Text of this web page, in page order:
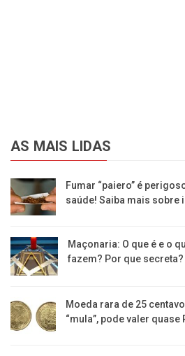
AS MAIS LIDAS
Fumar “paiero” é
saúde! Saiba mais sobre
Maçonaria: O que é e o
fazem? Por que secreta?
Moeda rara de 25
“mula”, pode valer quase